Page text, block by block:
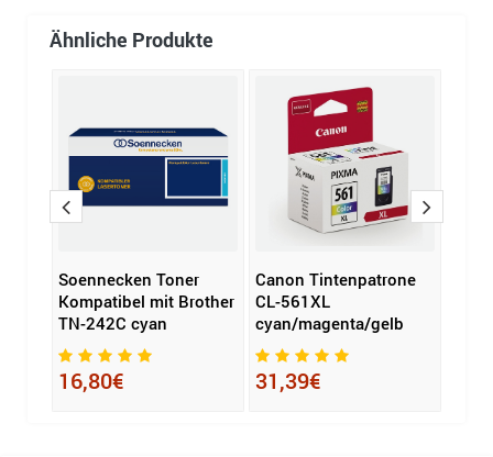
Ähnliche Produkte
Soennecken Toner
Kompatibel mit Brother
TN-242C cyan
16,80€
Canon Tintenpatrone
CL-561XL
cyan/magenta/gelb
31,39€